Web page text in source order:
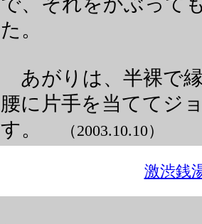
た。
あがりは、半裸で
腰に片手を当ててジ
す。
（2003.10.10）
激渋銭